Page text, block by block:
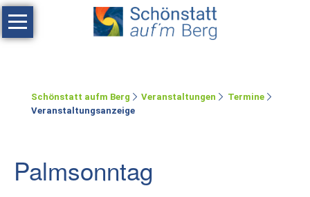
Navigation
überspringen
Erholen
Räumlichkeiten
Schönstatt aufm Berg Veranstaltungen
Termine
Veranstaltungsanzeige
Palmsonntag